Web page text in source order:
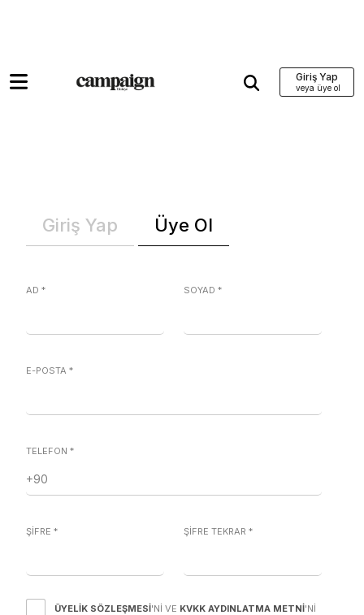
Giriş Yap
Giriş Yap Üye Ol
AD * SOYAD *
E-POSTA *
TELEFON *
ŞİFRE * ŞİFRE TEKRAR *
ÜYELIK SÖZLEŞMESI'NI VE KVKK AYDINLATMA METNI'NI